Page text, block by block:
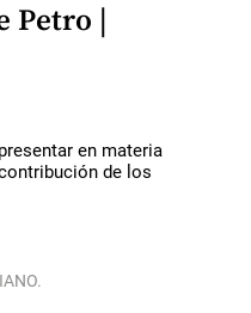
Petro |
en materia
de los